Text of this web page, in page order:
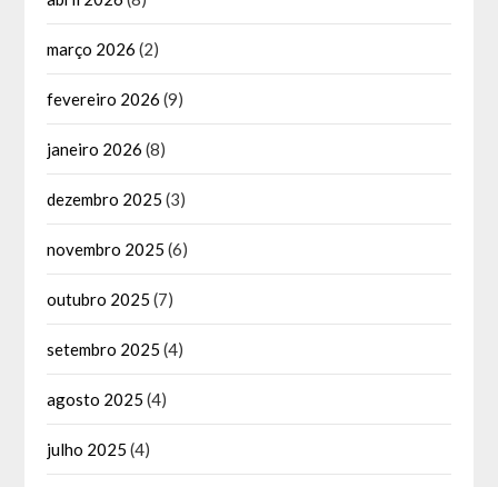
março 2026 (2)
fevereiro 2026 (9)
janeiro 2026 (8)
dezembro 2025 (3)
novembro 2025 (6)
outubro 2025 (7)
setembro 2025 (4)
agosto 2025 (4)
julho 2025 (4)